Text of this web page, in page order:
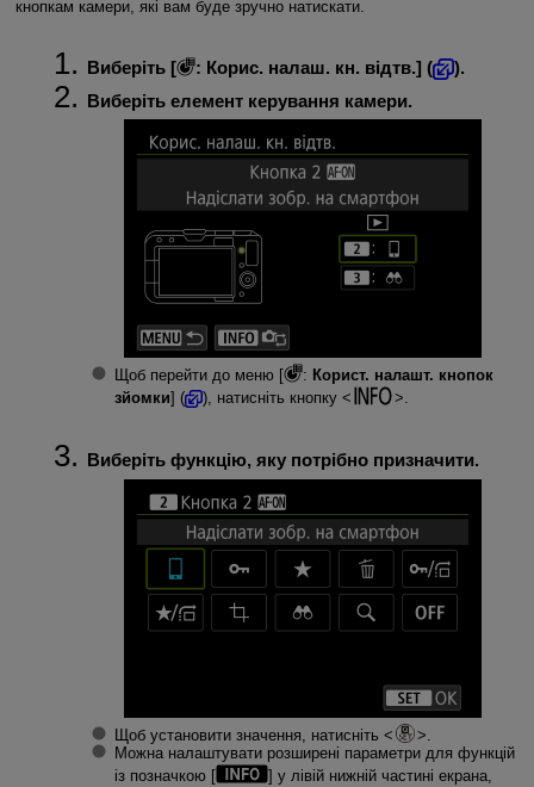
кнопкам камери, які вам буде зручно натискати.
Виберіть [ : Корис. налаш. кн. відтв.] (
).
Виберіть елемент керування камери.
Щоб перейти до меню [ : Корист. налашт. кнопок
зйомки] ( ), натисніть кнопку .
Виберіть функцію, яку потрібно призначити.
Щоб установити значення, натисніть
Можна налаштувати розширені параметри для функцій
із позначкою [
] у лівій нижній частині екрана,